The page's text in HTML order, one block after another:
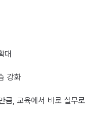
대
강화
큼, 교육에서 바로 실무로